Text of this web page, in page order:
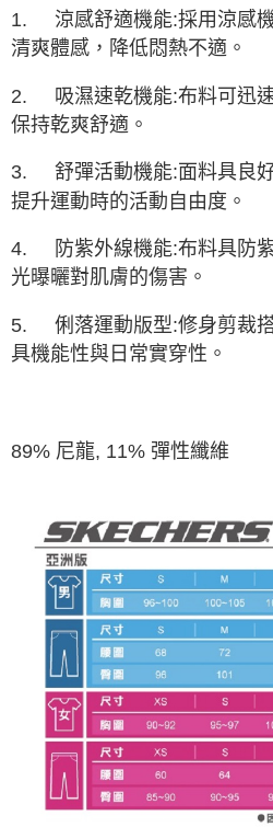
3.完整用戶服務條款，請詳閱以下連結：
1.
涼感舒適機能:採用涼感
清爽體感，降低悶熱不適。
2.
吸濕速乾機能:布料可迅
保持乾爽舒適。
3.
舒彈活動機能:面料具良
提升運動時的活動自由度。
4.
防紫外線機能:布料具防
光曝曬對肌膚的傷害。
5.
俐落運動版型:修身剪裁
具機能性與日常實穿性。
89% 尼龍, 11% 彈性纖維